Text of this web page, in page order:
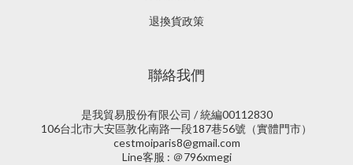
退換貨政策
聯絡我們
是我貿易股份有限公司 / 統編00112830
106台北市大安區敦化南路一段187巷56號（實體門市）
cestmoiparis8@gmail.com
Line客服 : ＠796xmegi